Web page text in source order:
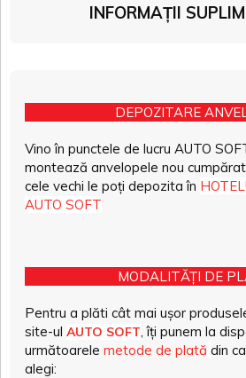
INFORMAȚII
DEPOZITARE
Vino în punctele de lucru AUTO
montează anvelopele nou
cele vechi le poți depozita în
AUTO SOFT
MODALITĂȚI DE
Pentru a plăti cât mai ușor
site-ul AUTO SOFT , îți punem la
următoarele metode de plată din
alegi: